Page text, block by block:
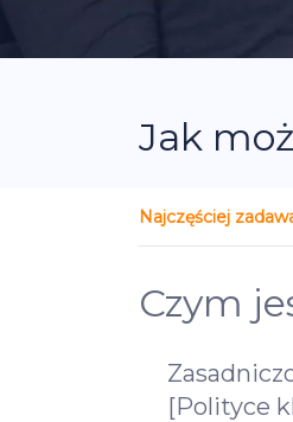
Jak
Najczęściej
Czym
[Polityce